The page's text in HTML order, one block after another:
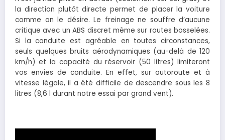
la direction plutôt directe permet de placer la voiture
comme on le désire. Le freinage ne souffre d’aucune
critique avec un ABS discret même sur routes bosselées.
Si la conduite est agréable en toutes circonstances,
seuls quelques bruits aérodynamiques (au-delà de 120
km/h) et la capacité du réservoir (50 litres) limiteront
vos envies de conduite. En effet, sur autoroute et à
vitesse légale, il a été difficile de descendre sous les 8
litres (8,6 l durant notre essai par grand vent).